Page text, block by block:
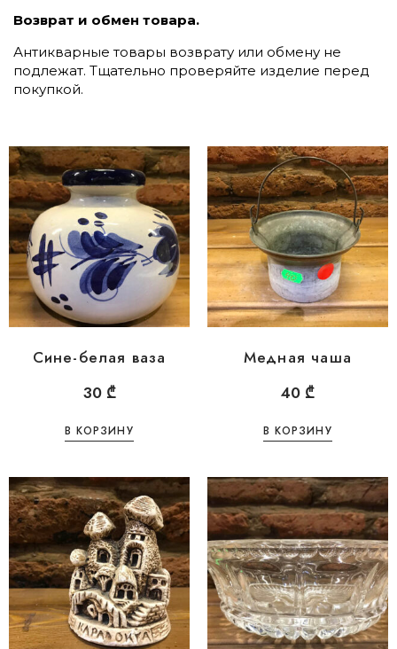
Возврат и обмен товара.
Антикварные товары возврату или обмену не
подлежат. Тщательно проверяйте изделие перед
покупкой.
Сине-белая ваза
30 ₾
В КОРЗИНУ
Медная чаша
40 ₾
В КОРЗИНУ